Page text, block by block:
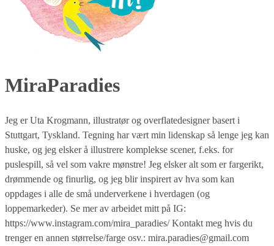
MiraParadies
Jeg er Uta Krogmann, illustratør og overflatedesigner basert i
Stuttgart, Tyskland. Tegning har vært min lidenskap så lenge jeg kan
huske, og jeg elsker å illustrere komplekse scener, f.eks. for
puslespill, så vel som vakre mønstre! Jeg elsker alt som er fargerikt,
drømmende og finurlig, og jeg blir inspirert av hva som kan
oppdages i alle de små underverkene i hverdagen (og
loppemarkeder). Se mer av arbeidet mitt på IG:
https://www.instagram.com/mira_paradies/ Kontakt meg hvis du
trenger en annen størrelse/farge osv.: mira.paradies@gmail.com